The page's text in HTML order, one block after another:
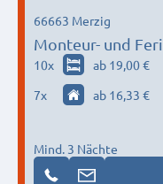
Monteur- und
66663 Merzig
10x ab 19,00 €
7x ab 16,33 €
Mind. 3 Nächte